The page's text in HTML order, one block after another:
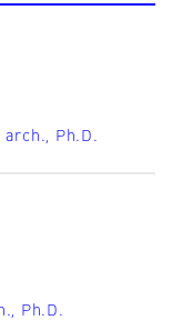
arch., Ph.D.
Ph.D.